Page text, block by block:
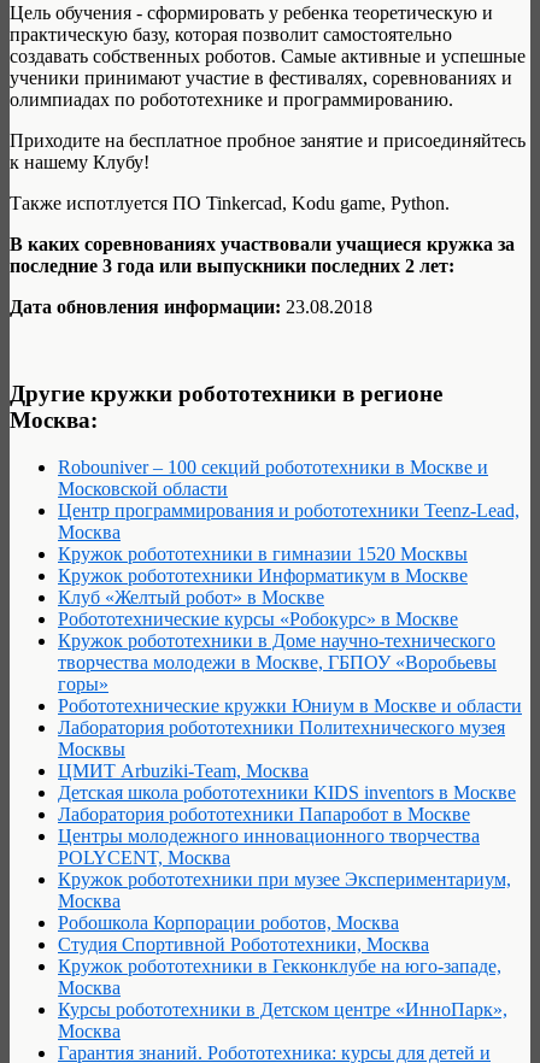
Цель обучения - сформировать у ребенка теоретическую и
практическую базу, которая позволит самостоятельно
создавать собственных роботов. Самые активные и успешные
ученики принимают участие в фестивалях, соревнованиях и
олимпиадах по робототехнике и программированию.
Приходите на бесплатное пробное занятие и присоединяйтесь
к нашему Клубу!
Также испотлуется ПО Tinkercad, Kodu game, Python.
В каких соревнованиях участвовали учащиеся кружка за
последние 3 года или выпускники последних 2 лет:
Дата обновления информации: 23.08.2018
Другие кружки робототехники в регионе
Москва:
Robouniver – 100 секций робототехники в Москве и
Московской области
Центр программирования и робототехники Teenz-Lead,
Москва
Кружок робототехники в гимназии 1520 Москвы
Кружок робототехники Информатикум в Москве
Клуб «Желтый робот» в Москве
Робототехнические курсы «Робокурс» в Москве
Кружок робототехники в Доме научно-технического
творчества молодежи в Москве, ГБПОУ «Воробьевы
горы»
Робототехнические кружки Юниум в Москве и области
Лаборатория робототехники Политехнического музея
Москвы
ЦМИТ Arbuziki-Team, Москва
Детская школа робототехники KIDS inventors в Москве
Лаборатория робототехники Папаробот в Москве
Центры молодежного инновационного творчества
POLYCENT, Москва
Кружок робототехники при музее Экспериментариум,
Москва
Робошкола Корпорации роботов, Москва
Студия Спортивной Робототехники, Москва
Кружок робототехники в Гекконклубе на юго-западе,
Москва
Курсы робототехники в Детском центре «ИнноПарк»,
Москва
Гарантия знаний. Робототехника: курсы для детей и